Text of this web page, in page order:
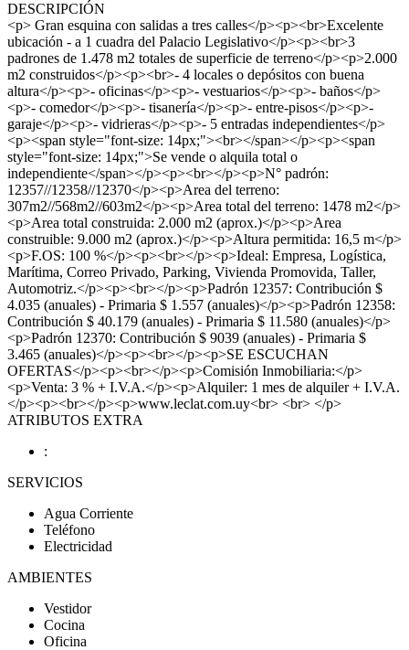
DESCRIPCIÓN
<p> Gran esquina con salidas a tres calles</p><p><br>Excelente
ubicación - a 1 cuadra del Palacio Legislativo</p><p><br>3
padrones de 1.478 m2 totales de superficie de terreno</p><p>2.000
m2 construidos</p><p><br>- 4 locales o depósitos con buena
altura</p><p>- oficinas</p><p>- vestuarios</p><p>- baños</p>
<p>- comedor</p><p>- tisanería</p><p>- entre-pisos</p><p>-
garaje</p><p>- vidrieras</p><p>- 5 entradas independientes</p>
<p><span style="font-size: 14px;"><br></span></p><p><span
style="font-size: 14px;">Se vende o alquila total o
independiente</span></p><p><br></p><p>N° padrón:
12357//12358//12370</p><p>Area del terreno:
307m2//568m2//603m2</p><p>Area total del terreno: 1478 m2</p>
<p>Area total construida: 2.000 m2 (aprox.)</p><p>Area
construible: 9.000 m2 (aprox.)</p><p>Altura permitida: 16,5 m</p>
<p>F.OS: 100 %</p><p><br></p><p>Ideal: Empresa, Logística,
Marítima, Correo Privado, Parking, Vivienda Promovida, Taller,
Automotriz.</p><p><br></p><p>Padrón 12357: Contribución $
4.035 (anuales) - Primaria $ 1.557 (anuales)</p><p>Padrón 12358:
Contribución $ 40.179 (anuales) - Primaria $ 11.580 (anuales)</p>
<p>Padrón 12370: Contribución $ 9039 (anuales) - Primaria $
3.465 (anuales)</p><p><br></p><p>SE ESCUCHAN
OFERTAS</p><p><br></p><p>Comisión Inmobiliaria:</p>
<p>Venta: 3 % + I.V.A.</p><p>Alquiler: 1 mes de alquiler + I.V.A.
</p><p><br></p><p>www.leclat.com.uy<br> <br> </p>
ATRIBUTOS EXTRA
:
SERVICIOS
Agua Corriente
Teléfono
Electricidad
AMBIENTES
Vestidor
Cocina
Oficina